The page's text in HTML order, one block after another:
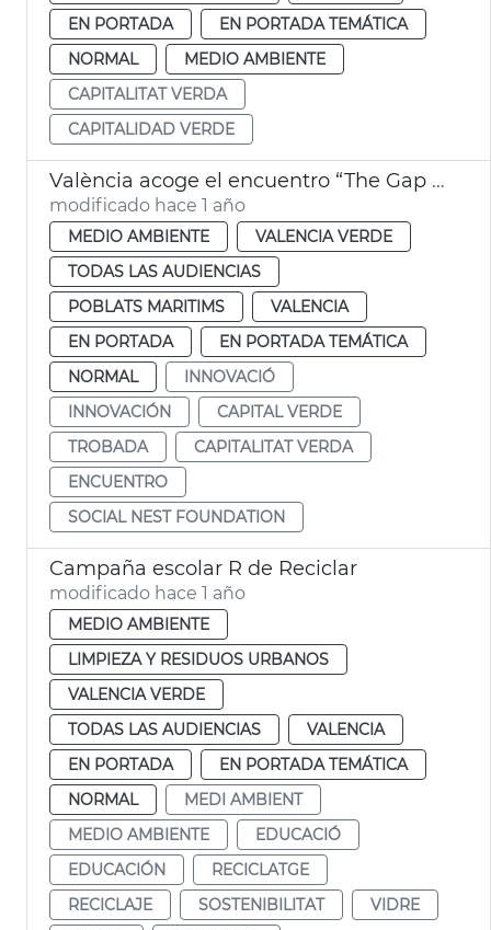
EN PORTADA
EN PORTADA TEMÁTICA
NORMAL
MEDIO AMBIENTE
CAPITALITAT VERDA
CAPITALIDAD VERDE
València acoge el encuentro “The Gap in Between”
modificado hace 1 año
MEDIO AMBIENTE
VALENCIA VERDE
TODAS LAS AUDIENCIAS
POBLATS MARITIMS
VALENCIA
EN PORTADA
EN PORTADA TEMÁTICA
NORMAL
INNOVACIÓ
INNOVACIÓN
CAPITAL VERDE
TROBADA
CAPITALITAT VERDA
ENCUENTRO
SOCIAL NEST FOUNDATION
Campaña escolar R de Reciclar
modificado hace 1 año
MEDIO AMBIENTE
LIMPIEZA Y RESIDUOS URBANOS
VALENCIA VERDE
TODAS LAS AUDIENCIAS
VALENCIA
EN PORTADA
EN PORTADA TEMÁTICA
NORMAL
MEDI AMBIENT
MEDIO AMBIENTE
EDUCACIÓ
EDUCACIÓN
RECICLATGE
RECICLAJE
SOSTENIBILITAT
VIDRE